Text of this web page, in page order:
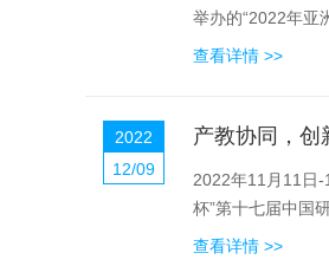
举办的“2022年亚
查看详情 >>
2022
12/09
产教协同，创
2022年11月11日-
杯”第十七届中国
查看详情 >>